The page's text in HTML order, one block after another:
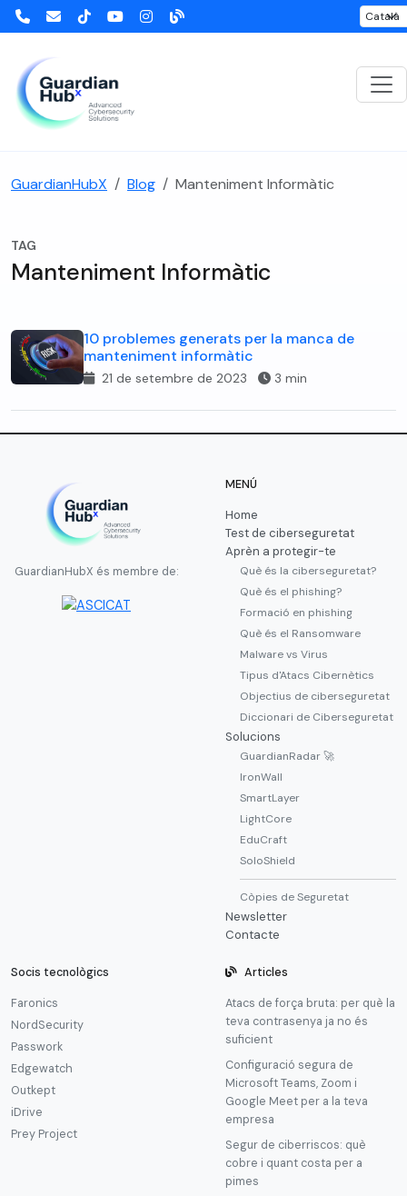
GuardianHubX Blog Manteniment Informàtic
TAG
Manteniment Informàtic
10 problemes generats per la manca de
manteniment informàtic
21 de setembre de 2023 3 min
GuardianHubX és membre de:
MENÚ
Home
Test de ciberseguretat
Aprèn a protegir-te
Què és la ciberseguretat?
Què és el phishing?
Formació en phishing
Què és el Ransomware
Malware vs Virus
Tipus d'Atacs Cibernètics
Objectius de ciberseguretat
Diccionari de Ciberseguretat
Solucions
GuardianRadar 🚀
IronWall
SmartLayer
LightCore
EduCraft
SoloShield
Còpies de Seguretat
Newsletter
Contacte
Socis tecnològics
Faronics
NordSecurity
Passwork
Edgewatch
Outkept
iDrive
Prey Project
Articles
Atacs de força bruta: per què la
teva contrasenya ja no és
suficient
Configuració segura de
Microsoft Teams, Zoom i
Google Meet per a la teva
empresa
Segur de ciberriscos: què
cobre i quant costa per a
pimes